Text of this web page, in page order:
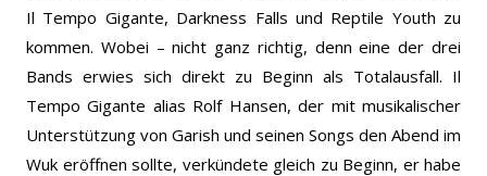
Il Tempo Gigante, Darkness Falls und Reptile Youth zu
kommen. Wobei – nicht ganz richtig, denn eine der drei
Bands erwies sich direkt zu Beginn als Totalausfall. Il
Tempo Gigante alias Rolf Hansen, der mit musikalischer
Unterstützung von Garish und seinen Songs den Abend im
Wuk eröffnen sollte, verkündete gleich zu Beginn, er habe